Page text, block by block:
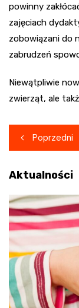
powinny
zajęciach
zobowiązani do
zabrudzeń
Niewątpliwie
zwierząt, ale
wpisu
Poprzedni
Aktualności